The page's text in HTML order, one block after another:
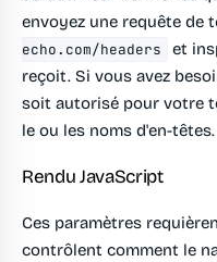
envoyez une requête de
echo.com/headers
et
reçoit. Si vous avez
soit autorisé pour votre
le ou les noms d'en-têtes.
Rendu JavaScript
Ces paramètres
contrôlent comment le